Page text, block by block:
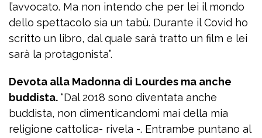
l’avvocato. Ma non intendo che per lei il mondo
dello spettacolo sia un tabù. Durante il Covid ho
scritto un libro, dal quale sarà tratto un film e lei
sarà la protagonista”.
Devota alla Madonna di Lourdes ma anche
buddista. “Dal 2018 sono diventata anche
buddista, non dimenticandomi mai della mia
religione cattolica- rivela -. Entrambe puntano al